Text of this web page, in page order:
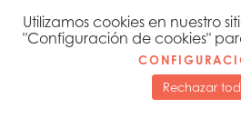
Utilizamos cookies en nuestro
"Configuración de cookies"
Rechazar